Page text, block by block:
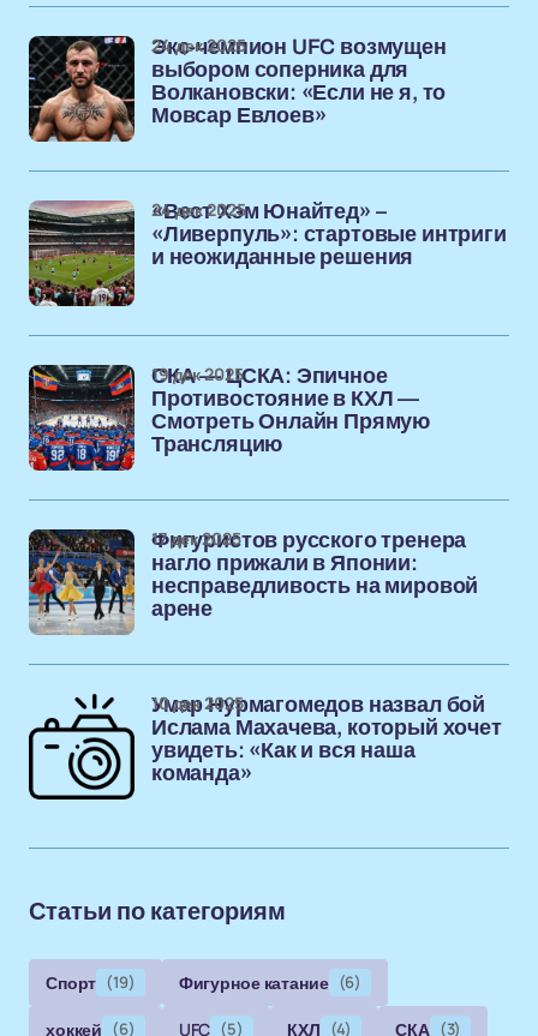
Экс-чемпион UFC возмущен
выбором соперника для
Волкановски: «Если не я, то
Мовсар Евлоев»
24 дек 2025
«Вест Хэм Юнайтед» –
«Ливерпуль»: стартовые интриги
и неожиданные решения
24 дек 2025
СКА — ЦСКА: Эпичное
Противостояние в КХЛ —
Смотреть Онлайн Прямую
Трансляцию
19 дек 2025
Фигуристов русского тренера
нагло прижали в Японии:
несправедливость на мировой
арене
17 дек 2025
Умар Нурмагомедов назвал бой
Ислама Махачева, который хочет
увидеть: «Как и вся наша
команда»
10 дек 2025
Статьи по категориям
Спорт (19) Фигурное катание (6)
хоккей (6) UFC (5) КХЛ (4) СКА (3)